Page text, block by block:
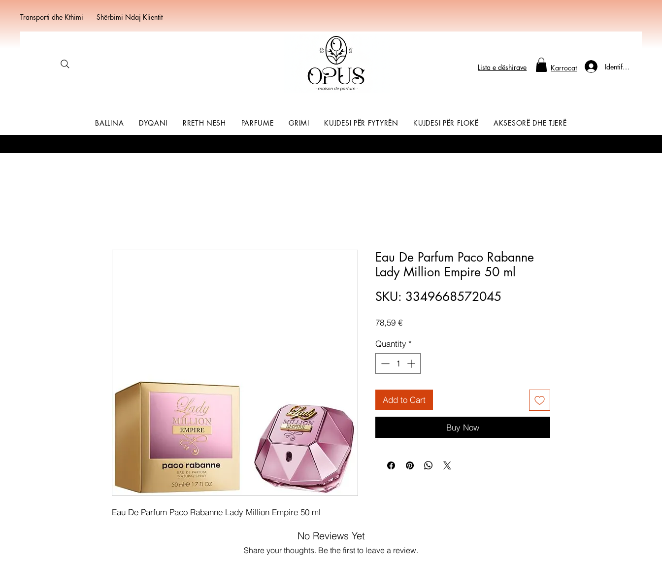
Transporti dhe Kthimi Shërbimi Ndaj Klientit
Lista e dëshirave Identifikohu
Karrocat
BALLINA DYQANI RRETH NESH PARFUME GRIMI KUJDESI PËR FYTYRËN KUJDESI PËR FLOKË AKSESORË DHE TJERË
Eau De Parfum Paco Rabanne Lady Million Empire 50 ml
Eau De Parfum Paco Rabanne
Lady Million Empire 50 ml
SKU: 3349668572045
78,59 €Price
Quantity *
Add to Cart
Buy Now
No Reviews Yet
Share your thoughts. Be the first to leave a review.